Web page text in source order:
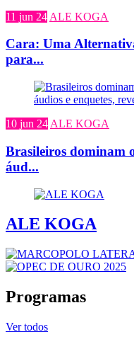
11 jun 24 ALE KOGA
Cara: Uma
para...
10 jun 24 ALE KOGA
Brasileiros dominam
áud...
ALE KOGA
Programas
Ver todos